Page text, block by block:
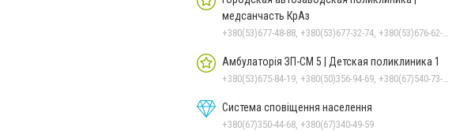
медсанчасть КрАз
+380(53)677-48-88, +380(53)677-32-74, +380(53)676-62-99, +380536766187
Амбулаторія ЗП-СМ 5 | Детская поликлиника 1
+380(53)675-84-19, +380(50)356-94-69, +380(67)540-73-87
Система сповіщення населення
+380(67)350-44-68, +380(67)340-49-59